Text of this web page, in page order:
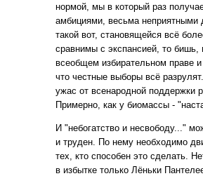
нормой, мы в который раз
амбициями, весьма неприятными
такой вот, становящейся всё
сравнимы с экспансией, то
всеобщем избирательном праве
что честные выборы всё
ужас от всенародной поддержки
Примерно, как у биомассы -
И "небогатство и несвободу..."
и труден. По нему необходимо
тех, кто способен это сделать.
в избытке только Лёньки